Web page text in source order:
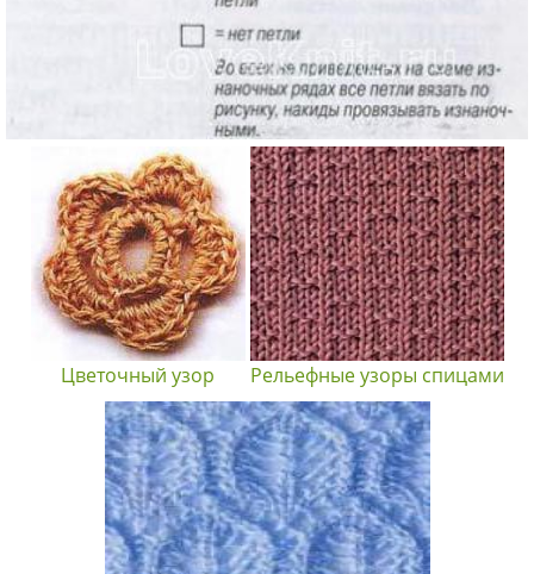
Цветочный узор Рельефные узоры спицами